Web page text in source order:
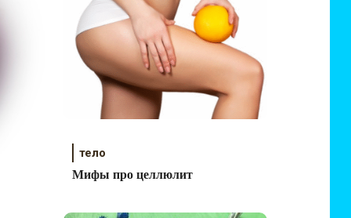
тело
Мифы про целлюлит